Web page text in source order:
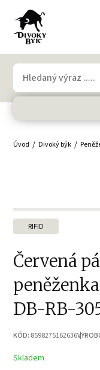
Úvod Divoký býk
RIFID
Červená
DB-RB-
KÓD: 8598275162636
Skladem